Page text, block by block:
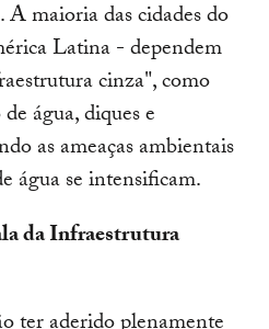
A maioria das cidades do
Latina - dependem
cinza", como
água, diques e
as ameaças ambientais
água se intensificam.
da Infraestrutura